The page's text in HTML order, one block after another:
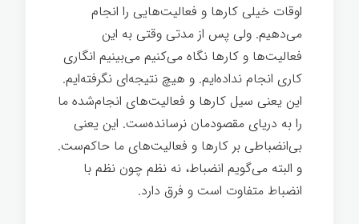
اوقات خیلی کارها و فعالیت‌هایی را انجام
می‌دهیم. ولی پس از مدتی وقتی به این
فعالیت‌ها و کارها نگاه می‌کنیم می‌بینیم انگاری
کاری انجام نداده‌ایم. و هیچ نتیجه‌ای نگرفته‌ایم.
این یعنی سیل کارها و فعالیت‌های انجام‌شده ما
را به دریای مقصودمان نرسانده‌ست. این یعنی
بی‌انضباطی بر کارها و فعالیت‌های ما حاکم‌ست.
و البته می‌گویم انضباط، نه نظم چون نظم با
انضباط متفاوت است و فرق دارد.